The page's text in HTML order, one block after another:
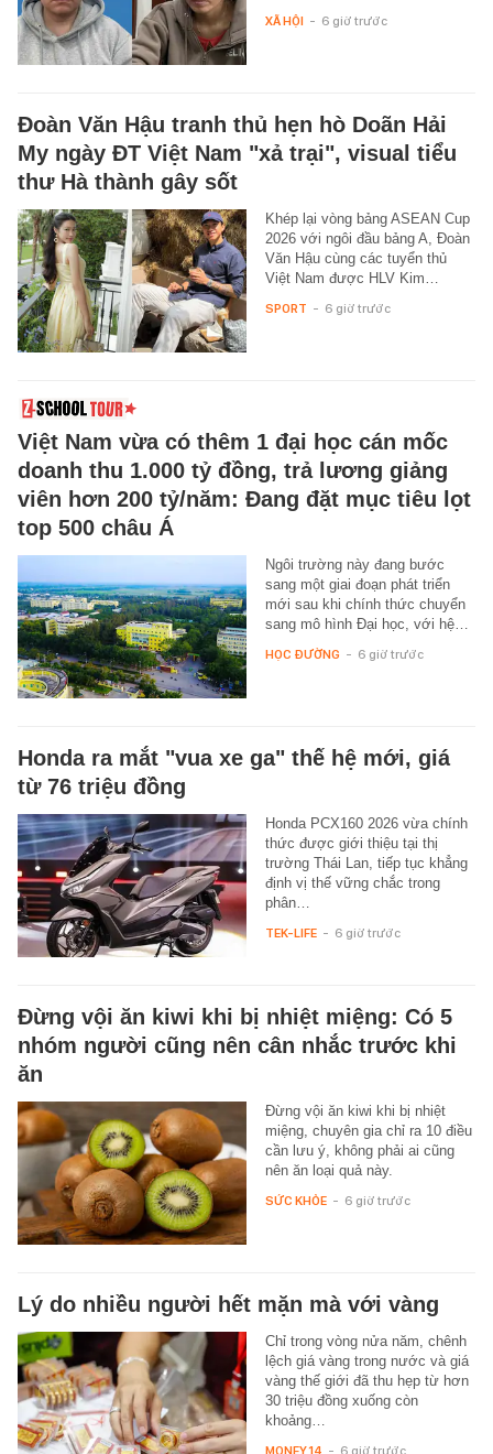
XÃ HỘI - 6 giờ trước
Đoàn Văn Hậu tranh thủ hẹn hò Doãn Hải
My ngày ĐT Việt Nam "xả trại", visual tiểu
thư Hà thành gây sốt
Khép lại vòng bảng ASEAN Cup
2026 với ngôi đầu bảng A, Đoàn
Văn Hậu cùng các tuyển thủ
Việt Nam được HLV Kim…
SPORT - 6 giờ trước
Việt Nam vừa có thêm 1 đại học cán mốc
doanh thu 1.000 tỷ đồng, trả lương giảng
viên hơn 200 tỷ/năm: Đang đặt mục tiêu lọt
top 500 châu Á
Ngôi trường này đang bước
sang một giai đoạn phát triển
mới sau khi chính thức chuyển
sang mô hình Đại học, với hệ…
HỌC ĐƯỜNG - 6 giờ trước
Honda ra mắt "vua xe ga" thế hệ mới, giá
từ 76 triệu đồng
Honda PCX160 2026 vừa chính
thức được giới thiệu tại thị
trường Thái Lan, tiếp tục khẳng
định vị thế vững chắc trong
phân…
TEK-LIFE - 6 giờ trước
Đừng vội ăn kiwi khi bị nhiệt miệng: Có 5
nhóm người cũng nên cân nhắc trước khi
ăn
Đừng vội ăn kiwi khi bị nhiệt
miệng, chuyên gia chỉ ra 10 điều
cần lưu ý, không phải ai cũng
nên ăn loại quả này.
SỨC KHỎE - 6 giờ trước
Lý do nhiều người hết mặn mà với vàng
Chỉ trong vòng nửa năm, chênh
lệch giá vàng trong nước và giá
vàng thế giới đã thu hẹp từ hơn
30 triệu đồng xuống còn
khoảng…
MONEY.14 - 6 giờ trước